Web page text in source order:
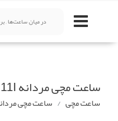
ساعت مچی مردانه OMAX 38SVG11I
ساعت مچی ساعت مچی